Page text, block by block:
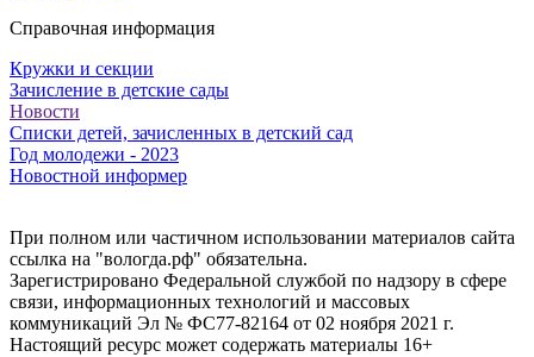
Справочная информация
Кружки и секции
Зачисление в детские сады
Новости
Списки детей, зачисленных в детский сад
Год молодежи - 2023
Новостной информер
При полном или частичном использовании материалов сайта
ссылка на "вологда.рф" обязательна.
Зарегистрировано Федеральной службой по надзору в сфере
связи, информационных технологий и массовых
коммуникаций Эл № ФС77-82164 от 02 ноября 2021 г.
Настоящий ресурс может содержать материалы 16+